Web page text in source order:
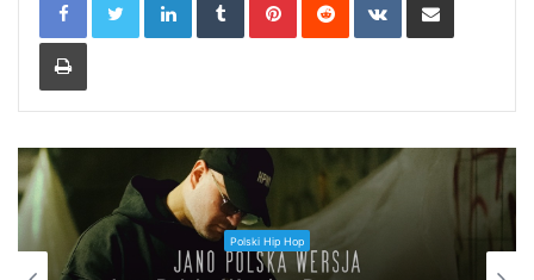
Print
Polski Hip Hop